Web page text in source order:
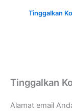
Tinggalkan
Tinggalkan
Alamat email